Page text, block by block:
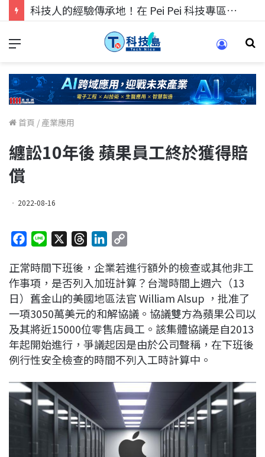
科技人的經驗傳承地！在 Pei Pei 科技專區，與學弟妹交流最硬核的技術
首頁 / 產業應用
纏訟10年後 蘋果員工終於獲得賠
償
2022-08-16
c
e
b
o
o
k
n
e
r
e
a
d
s
n
k
e
d
I
n
p
y
L
i
n
k
正常時間下班後，企業若進行額外的檢查或其他非工
作事項，是否列入加班計算？台灣時間上週六（13
日）舊金山的美國地區法官 William Alsup ，批准了
一項3050萬美元的和解協議。協議雙方為蘋果公司以
及其將近15000位零售店員工。該集體協議是自2013
年起開始進行，爭議起因是由於公司聲稱，在下班後
例行性安全檢查的時間不列入工時計算中。